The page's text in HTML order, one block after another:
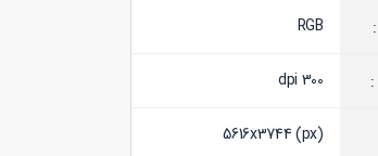
RGB
:
300 dpi
5616x3744 (px)